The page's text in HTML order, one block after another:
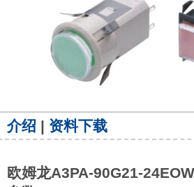
介绍 | 资料下载
欧姆龙A3PA-90G21-